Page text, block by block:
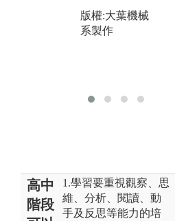
版權:大葉機械
系製作
高中
階段
1.學習要重視觀察、思
維、分析、閱讀、動
手及反思等能力的培